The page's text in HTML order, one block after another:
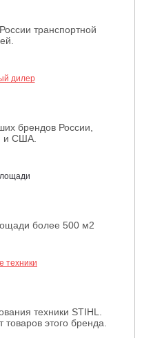
транспортной
брендов России,
и США.
более 500 м2
техники STIHL.
этого бренда.